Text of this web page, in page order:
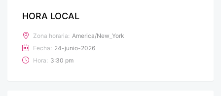
HORA LOCAL
Zona horaria: America/New_York
Fecha: 24-junio-2026
Hora: 3:30 pm